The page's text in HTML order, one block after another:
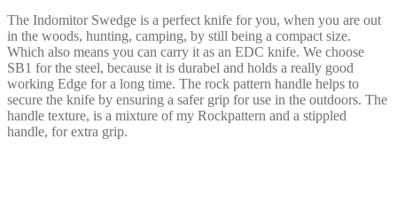
The Indomitor Swedge is a perfect knife for you, when you are out
in the woods, hunting, camping, by still being a compact size.
Which also means you can carry it as an EDC knife. We choose
SB1 for the steel, because it is durabel and holds a really good
working Edge for a long time. The rock pattern handle helps to
secure the knife by ensuring a safer grip for use in the outdoors. The
handle texture, is a mixture of my Rockpattern and a stippled
handle, for extra grip.